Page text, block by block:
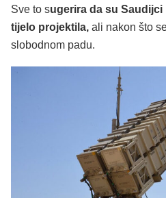
Sve to sugerira da su
tijelo projektila, ali nakon što
slobodnom padu.